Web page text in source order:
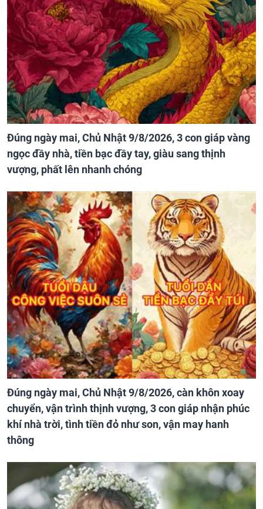
Đúng ngày mai, Chủ Nhật 9/8/2026, 3 con giáp vàng
ngọc đầy nhà, tiền bạc đầy tay, giàu sang thịnh
vượng, phất lên nhanh chóng
Đúng ngày mai, Chủ Nhật 9/8/2026, càn khôn xoay
chuyển, vận trình thịnh vượng, 3 con giáp nhận phúc
khí nhà trời, tình tiền đỏ như son, vận may hanh
thông